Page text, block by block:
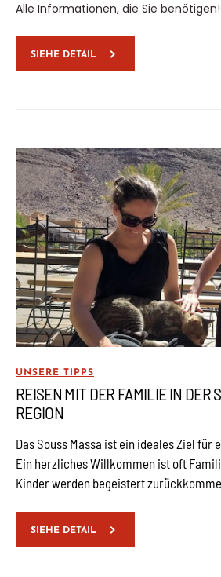
Alle Informationen, die Sie benötigen!
SIEHE DETAIL
UNSERE TIPPS
REISEN MIT DER FAMILIE IN DER
REGION
Das Souss Massa ist ein ideales Ziel für
Ein herzliches Willkommen ist oft
Kinder werden begeistert
SIEHE DETAIL